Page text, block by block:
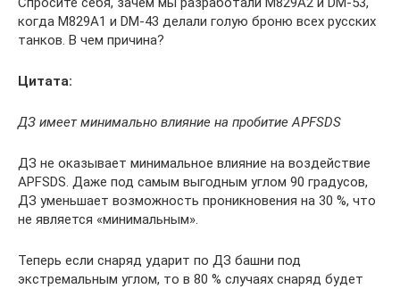
когда М829А1 и DM-43 делали голую броню всех русских
танков. В чем причина?
Цитата:
ДЗ имеет минимально влияние на пробитие APFSDS
ДЗ не оказывает минимальное влияние на воздействие
APFSDS. Даже под самым выгодным углом 90 градусов,
ДЗ уменьшает возможность проникновения на 30 %, что
не является «минимальным».
Теперь если снаряд ударит по ДЗ башни под
экстремальным углом, то в 80 % случаях снаряд будет